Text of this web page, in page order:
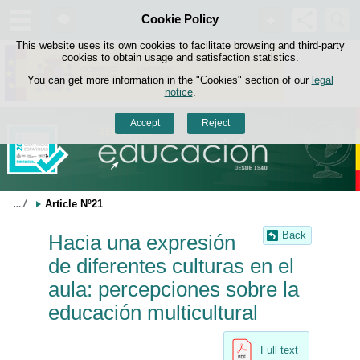
Cookie Policy
This website uses its own cookies to facilitate browsing and third-party
cookies to obtain usage and satisfaction statistics.
You can get more information in the "Cookies" section of our legal
notice.
Accept Reject
Skip to content
Article Nº21
Back
Hacia una expresión
de diferentes culturas en el
aula: percepciones sobre la
educación multicultural
Full text